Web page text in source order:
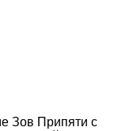
Зов Припяти с